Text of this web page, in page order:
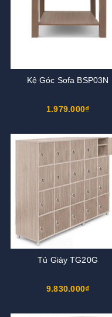
Kệ Góc Sofa BSP03N
1.979.000₫
Tủ Giày TG20G
9.830.000₫